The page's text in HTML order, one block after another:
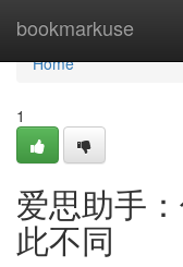
bookmarkuse
Home
Home
1
爱思助手
此不同